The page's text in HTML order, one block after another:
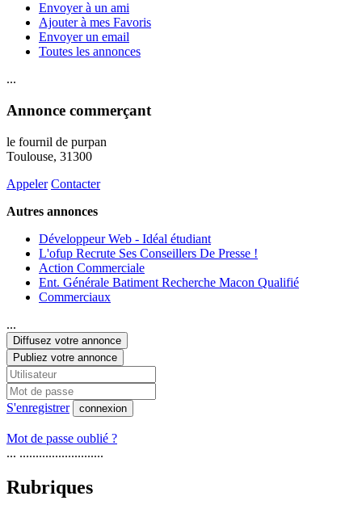
Envoyer à un ami
Ajouter à mes Favoris
Envoyer un email
Toutes les annonces
...
Annonce commerçant
le fournil de purpan
Toulouse, 31300
Appeler Contacter
Autres annonces
Développeur Web - Idéal étudiant
L'ofup Recrute Ses Conseillers De Presse !
Action Commerciale
Ent. Générale Batiment Recherche Macon Qualifié
Commerciaux
...
Diffusez votre annonce
Publiez votre annonce
S'enregistrer connexion
Mot de passe oublié ?
... ..........................
Rubriques